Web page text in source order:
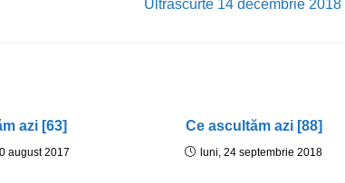
Ultrascurte 14 decembrie 2018
azi [63]
august 2017
Ce ascultăm azi [88]
luni, 24 septembrie 2018